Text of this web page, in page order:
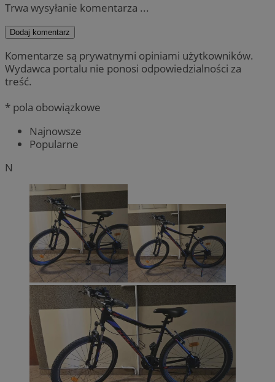
Trwa wysyłanie komentarza ...
Dodaj komentarz
Komentarze są prywatnymi opiniami użytkowników.
Wydawca portalu nie ponosi odpowiedzialności za
treść.
* pola obowiązkowe
Najnowsze
Popularne
N